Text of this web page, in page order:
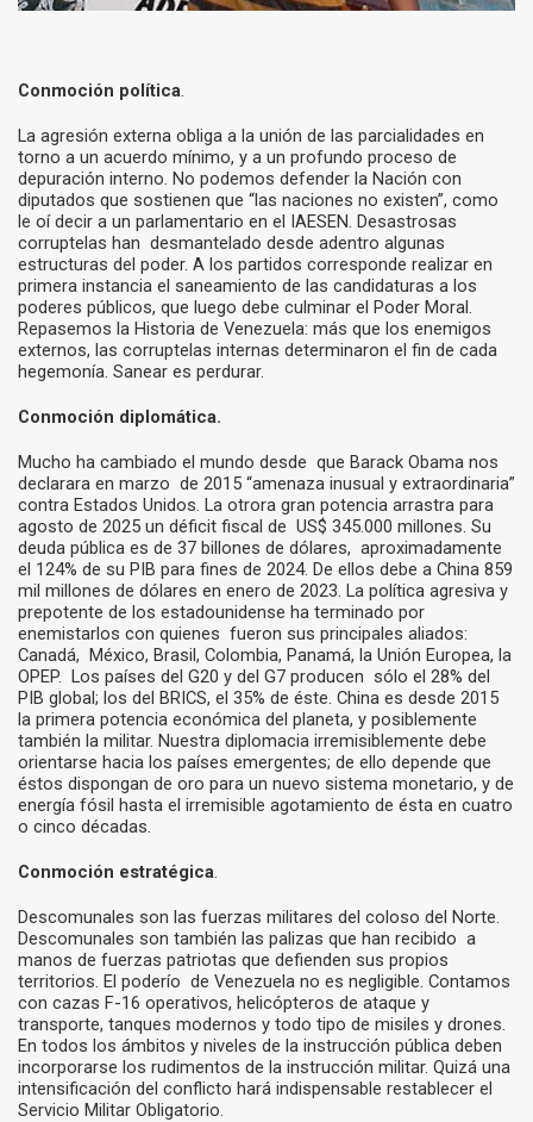
Conmoción política.
La agresión externa obliga a la unión de las parcialidades en
torno a un acuerdo mínimo, y a un profundo proceso de
depuración interno. No podemos defender la Nación con
diputados que sostienen que “las naciones no existen”, como
le oí decir a un parlamentario en el IAESEN. Desastrosas
corruptelas han desmantelado desde adentro algunas
estructuras del poder. A los partidos corresponde realizar en
primera instancia el saneamiento de las candidaturas a los
poderes públicos, que luego debe culminar el Poder Moral.
Repasemos la Historia de Venezuela: más que los enemigos
externos, las corruptelas internas determinaron el fin de cada
hegemonía. Sanear es perdurar.
Conmoción diplomática.
Mucho ha cambiado el mundo desde que Barack Obama nos
declarara en marzo de 2015 “amenaza inusual y extraordinaria”
contra Estados Unidos. La otrora gran potencia arrastra para
agosto de 2025 un déficit fiscal de US$ 345.000 millones. Su
deuda pública es de 37 billones de dólares, aproximadamente
el 124% de su PIB para fines de 2024. De ellos debe a China 859
mil millones de dólares en enero de 2023. La política agresiva y
prepotente de los estadounidense ha terminado por
enemistarlos con quienes fueron sus principales aliados:
Canadá, México, Brasil, Colombia, Panamá, la Unión Europea, la
OPEP. Los países del G20 y del G7 producen sólo el 28% del
PIB global; los del BRICS, el 35% de éste. China es desde 2015
la primera potencia económica del planeta, y posiblemente
también la militar. Nuestra diplomacia irremisiblemente debe
orientarse hacia los países emergentes; de ello depende que
éstos dispongan de oro para un nuevo sistema monetario, y de
energía fósil hasta el irremisible agotamiento de ésta en cuatro
o cinco décadas.
Conmoción estratégica.
Descomunales son las fuerzas militares del coloso del Norte.
Descomunales son también las palizas que han recibido a
manos de fuerzas patriotas que defienden sus propios
territorios. El poderío de Venezuela no es negligible. Contamos
con cazas F-16 operativos, helicópteros de ataque y
transporte, tanques modernos y todo tipo de misiles y drones.
En todos los ámbitos y niveles de la instrucción pública deben
incorporarse los rudimentos de la instrucción militar. Quizá una
intensificación del conflicto hará indispensable restablecer el
Servicio Militar Obligatorio.